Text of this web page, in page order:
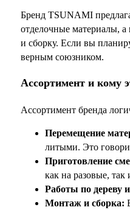
Бренд TSUNAMI
отделочные материалы, а
и сборку. Если вы
верным союзником.
Ассортимент и кому
Ассортимент бренда
Перемещение
литыми. Это
Приготовление
как на разовые, так
Работы по дереву
Монтаж и сборка: